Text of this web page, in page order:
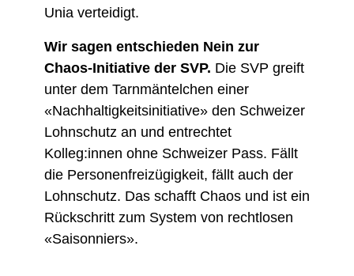
Unia verteidigt.
Wir sagen entschieden Nein zur
Chaos-Initiative der SVP. Die SVP greift
unter dem Tarnmäntelchen einer
«Nachhaltigkeitsinitiative» den Schweizer
Lohnschutz an und entrechtet
Kolleg:innen ohne Schweizer Pass. Fällt
die Personenfreizügigkeit, fällt auch der
Lohnschutz. Das schafft Chaos und ist ein
Rückschritt zum System von rechtlosen
«Saisonniers».